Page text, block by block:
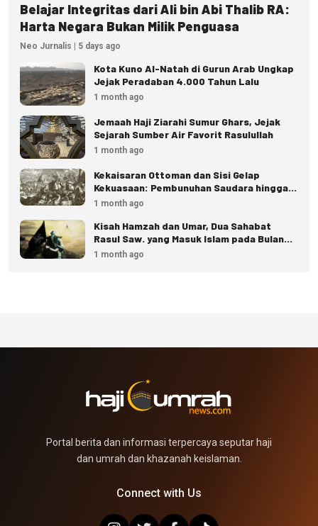
Belajar Integritas dari Ali bin Abi Thalib RA:
Harta Negara Bukan Milik Penguasa
Neo Jurnalis | 5 days ago
Kota Kuno Al-Natah di Gurun Arab Ungkap
Jejak Peradaban 4.000 Tahun Lalu
1 month ago
Jemaah Haji Ziarahi Sumur Ghars, Jejak
Sejarah Sumber Air Favorit Rasulullah
1 month ago
Kekaisaran Ottoman dan Sisi Gelap
Kekuasaan: Pembunuhan Saudara hingga
Eksekusi Istana
1 month ago
Kisah Hamzah dan Umar, Dua Sahabat
Rasul Saw. yang Masuk Islam pada Bulan
Dzulhijjah
1 month ago
Portal berita dan informasi terpercaya seputar haji
dan umrah dan khazanah keislaman.
Connect with Us